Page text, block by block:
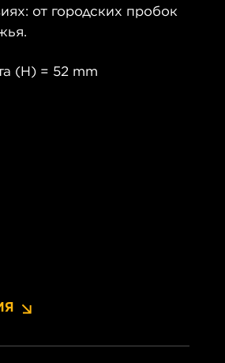
от городских пробок
(H) = 52 mm